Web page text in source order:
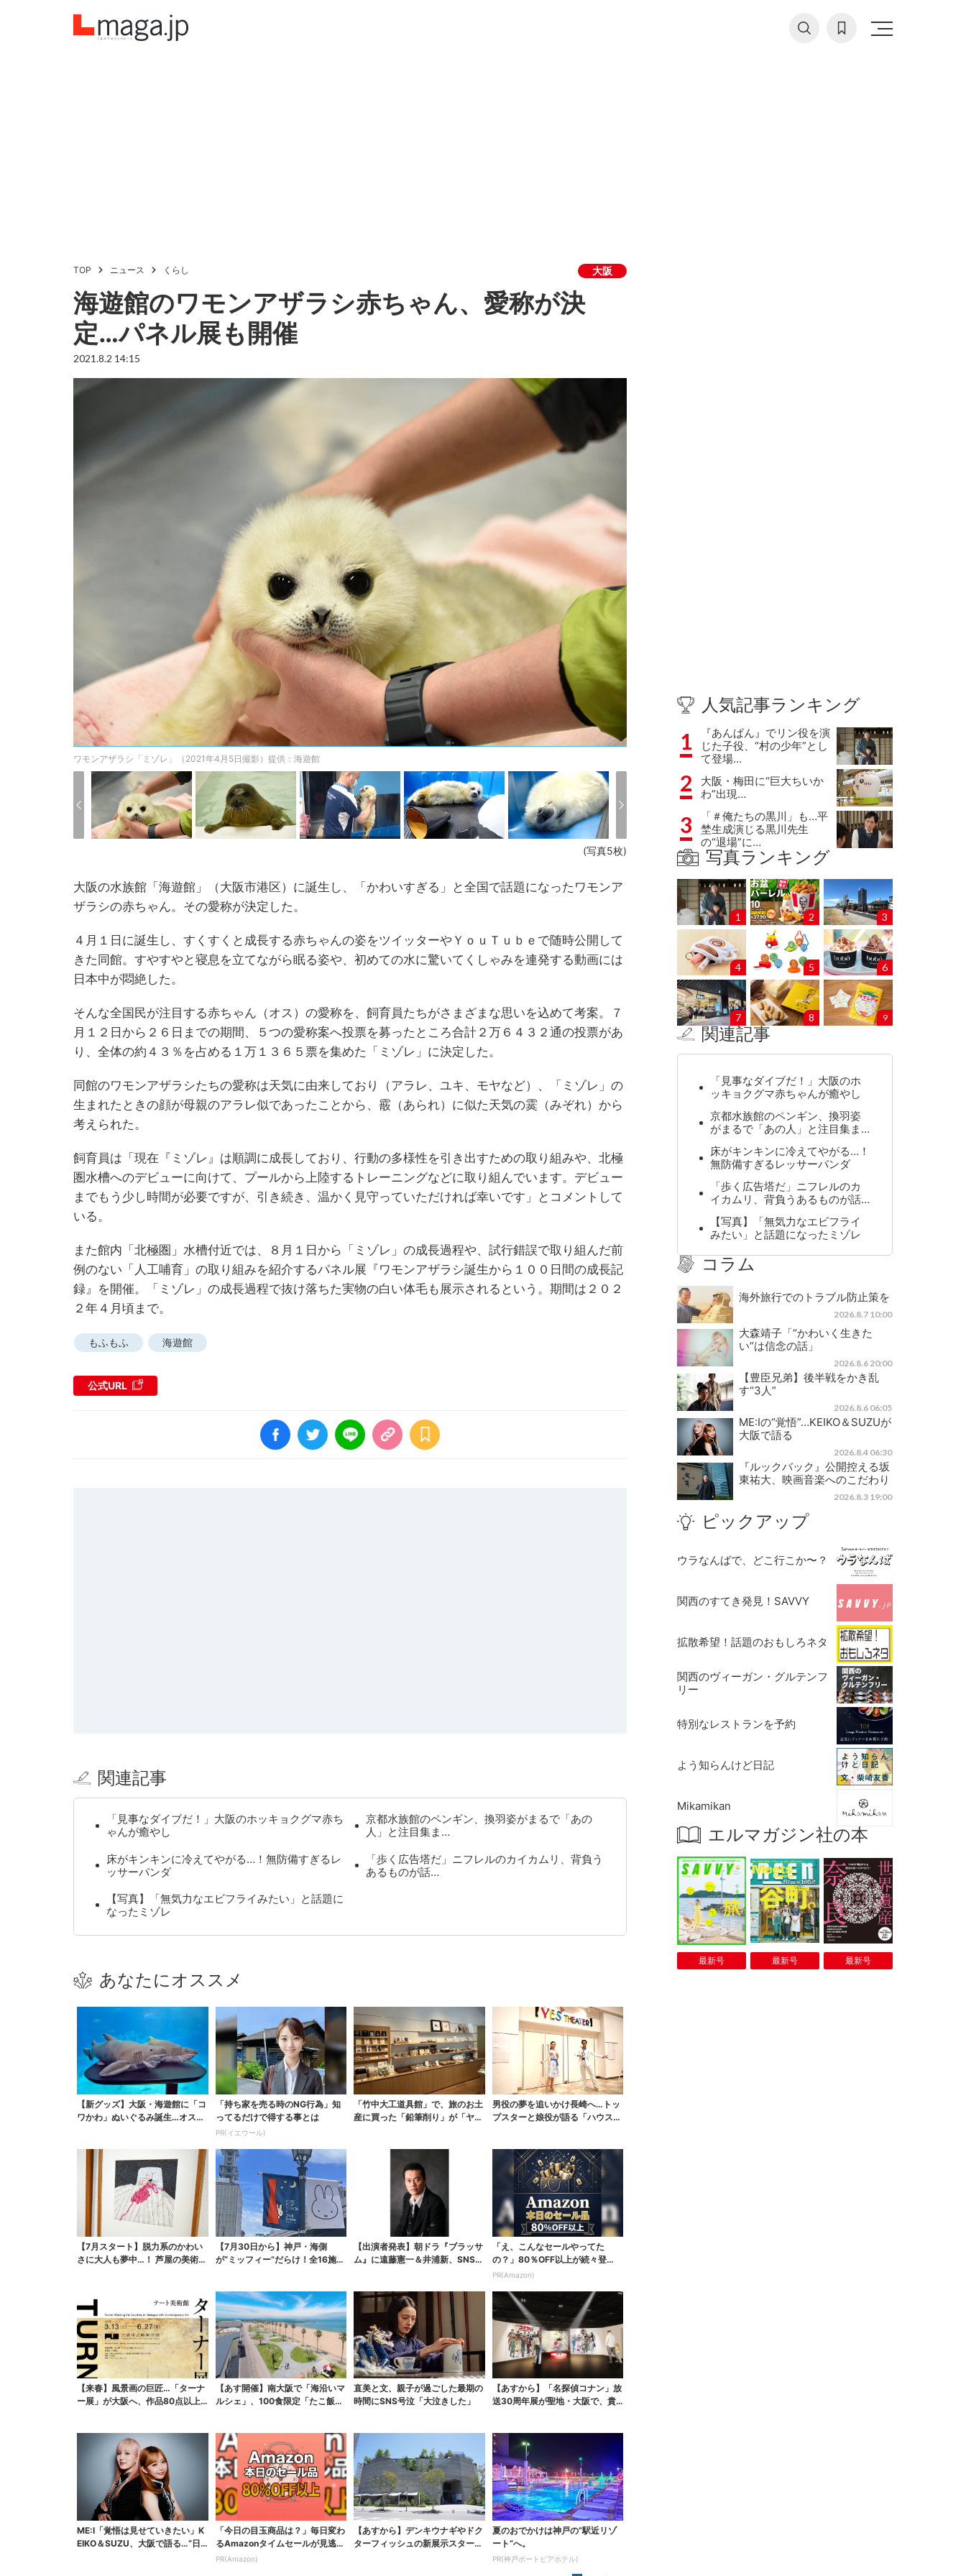
TOP ニュース くらし 大阪
海遊館のワモンアザラシ赤ちゃん、愛称が決
定…パネル展も開催
2021.8.2 14:15
ワモンアザラシ「ミゾレ」（2021年4月5日撮影）提供：海遊館
(写真5枚)
大阪の水族館「海遊館」（大阪市港区）に誕生し、「かわいすぎる」と全国で話題になったワモンア
ザラシの赤ちゃん。その愛称が決定した。
４月１日に誕生し、すくすくと成長する赤ちゃんの姿をツイッターやＹｏｕＴｕｂｅで随時公開して
きた同館。すやすやと寝息を立てながら眠る姿や、初めての水に驚いてくしゃみを連発する動画には
日本中が悶絶した。
そんな全国民が注目する赤ちゃん（オス）の愛称を、飼育員たちがさまざまな思いを込めて考案。７
月１２日から２６日までの期間、５つの愛称案へ投票を募ったところ合計２万６４３２通の投票があ
り、全体の約４３％を占める１万１３６５票を集めた「ミゾレ」に決定した。
同館のワモンアザラシたちの愛称は天気に由来しており（アラレ、ユキ、モヤなど）、「ミゾレ」の
生まれたときの顔が母親のアラレ似であったことから、霰（あられ）に似た天気の霙（みぞれ）から
考えられた。
飼育員は「現在『ミゾレ』は順調に成長しており、行動の多様性を引き出すための取り組みや、北極
圏水槽へのデビューに向けて、プールから上陸するトレーニングなどに取り組んでいます。デビュー
までもう少し時間が必要ですが、引き続き、温かく見守っていただければ幸いです」とコメントして
いる。
また館内「北極圏」水槽付近では、８月１日から「ミゾレ」の成長過程や、試行錯誤で取り組んだ前
例のない「人工哺育」の取り組みを紹介するパネル展『ワモンアザラシ誕生から１００日間の成長記
録』を開催。「ミゾレ」の成長過程で抜け落ちた実物の白い体毛も展示されるという。期間は２０２
２年４月頃まで。
もふもふ 海遊館
公式URL
関連記事
「見事なダイブだ！」大阪のホッキョクグマ赤ち
ゃんが癒やし
京都水族館のペンギン、換羽姿がまるで「あの
人」と注目集ま…
床がキンキンに冷えてやがる…！無防備すぎるレ
ッサーパンダ
「歩く広告塔だ」ニフレルのカイカムリ、背負う
あるものが話…
【写真】「無気力なエビフライみたい」と話題に
なったミゾレ
あなたにオススメ
【新グッズ】大阪・海遊館に「コ
ワかわ」ぬいぐるみ誕生…オスと
「持ち家を売る時のNG行為」知
ってるだけで得する事とは
PR(イエウール)
「竹中大工道具館」で、旅のお土
産に買った「鉛筆削り」が「ヤバ
男役の夢を追いかけ長崎へ…トッ
プスターと娘役が語る「ハウステ
【7月スタート】脱力系のかわい
さに大人も夢中…！ 芦屋の美術館
【7月30日から】神戸・海側
が“ミッフィー”だらけ！全16施設
【出演者発表】朝ドラ『ブラッサ
ム』に遠藤憲一＆井浦新、SNS期
「え、こんなセールやってた
の？」80％OFF以上が続々登
場！Amazonの本気が...
PR(Amazon)
【来春】風景画の巨匠…「ターナ
ー展」が大阪へ、作品80点以上
【あす開催】南大阪で「海沿いマ
ルシェ」、100食限定「たこ飯」
直美と文、親子が過ごした最期の
時間にSNS号泣「大泣きした」
【あすから】「名探偵コナン」放
送30周年展が聖地・大阪で、貴
ME:I「覚悟は見せていきたい」K
EIKO＆SUZU、大阪で語る…“日
「今日の目玉商品は？」毎日変わ
るAmazonタイムセールが見逃せ
ない
PR(Amazon)
【あすから】デンキウナギやドク
ターフィッシュの新展示スター
夏のおでかけは神戸の”駅近リゾ
ート”へ。
PR(神戸ポートピアホテル)
人気記事ランキング
1
『あんぱん』でリン役を演
じた子役、“村の少年”とし
て登場…
2
大阪・梅田に“巨大ちいか
わ”出現…
3
「＃俺たちの黒川」も…平
埜生成演じる黒川先生
の“退場”に…
写真ランキング
1 2 3
4 5 6
7 8 9
関連記事
「見事なダイブだ！」大阪のホ
ッキョクグマ赤ちゃんが癒やし
京都水族館のペンギン、換羽姿
がまるで「あの人」と注目集ま…
床がキンキンに冷えてやがる…！
無防備すぎるレッサーパンダ
「歩く広告塔だ」ニフレルのカ
イカムリ、背負うあるものが話…
【写真】「無気力なエビフライ
みたい」と話題になったミゾレ
コラム
海外旅行でのトラブル防止策を
2026.8.7 10:00
大森靖子「“かわいく生きた
い”は信念の話」
2026.8.6 20:00
【豊臣兄弟】後半戦をかき乱
す“3人”
2026.8.6 06:05
ME:Iの“覚悟”…KEIKO＆SUZUが
大阪で語る
2026.8.4 06:30
『ルックバック』公開控える坂
東祐大、映画音楽へのこだわり
2026.8.3 19:00
ピックアップ
ウラなんばで、どこ行こか〜？
関西のすてき発見！SAVVY
拡散希望！話題のおもしろネタ
関西のヴィーガン・グルテンフ
リー
特別なレストランを予約
よう知らんけど日記
Mikamikan
エルマガジン社の本
最新号 最新号 最新号